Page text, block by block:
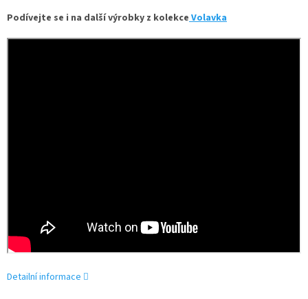
Podívejte se i na další výrobky z kolekceVolavka
Detailní informace